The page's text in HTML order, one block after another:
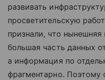
развивать
просветительскую
признали, что нынешняя
большая часть данных
а информация по
фрагментарно.